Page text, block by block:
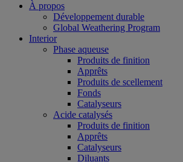
À propos
Développement durable
Global Weathering Program
Interior
Phase aqueuse
Produits de finition
Apprêts
Produits de scellement
Fonds
Catalyseurs
Acide catalysés
Produits de finition
Apprêts
Catalyseurs
Diluants